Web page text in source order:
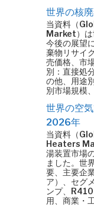
世界の核
当資料（
Market）は
今後の展望
棄物リサイ
売価格、市
別：直接処
の他、用途
別市場規模
世界の空
2026年
当資料（
Heaters
湯装置市場
ました。世
要、主要企
ア）、セグ
ンプ、
用、商業・